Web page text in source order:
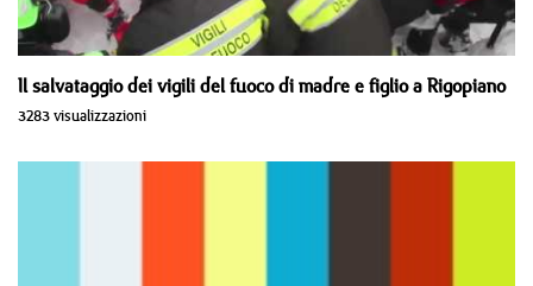
Il salvataggio dei vigili del fuoco di madre e figlio a Rigopiano
3283 visualizzazioni